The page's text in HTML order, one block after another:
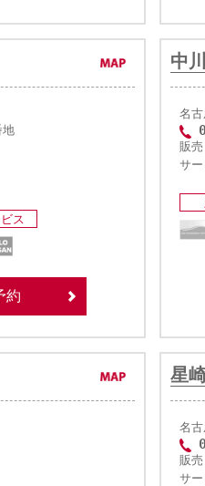
地
ス
約
中
名
販
サ
星
名
販
サ